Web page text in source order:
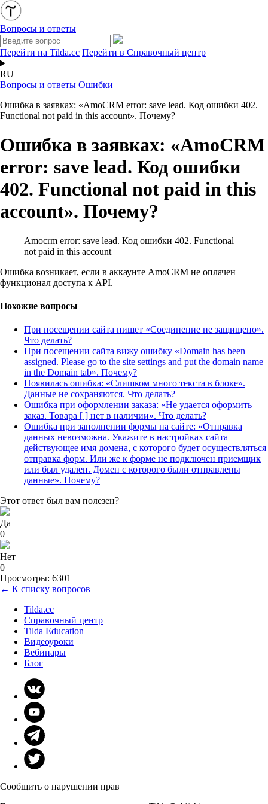
Вопросы и ответы
Перейти на Tilda.cc Перейти в Справочный центр
RU
Вопросы и ответы Ошибки
Ошибка в заявках: «AmoCRM error: save lead. Код ошибки 402.
Functional not paid in this account». Почему?
Ошибка в заявках: «AmoCRM
error: save lead. Код ошибки
402. Functional not paid in this
account». Почему?
Amocrm error: save lead. Код ошибки 402. Functional
not paid in this account
Ошибка возникает, если в аккаунте AmoCRM не оплачен
функционал доступа к API.
Похожие вопросы
При посещении сайта пишет «Соединение не защищено».
Что делать?
При посещении сайта вижу ошибку «Domain has been
assigned. Please go to the site settings and put the domain name
in the Domain tab». Почему?
Появилась ошибка: «Слишком много текста в блоке».
Данные не сохраняются. Что делать?
Ошибка при оформлении заказа: «Не удается оформить
заказ. Товара [ ] нет в наличии». Что делать?
Ошибка при заполнении формы на сайте: «Отправка
данных невозможна. Укажите в настройках сайта
действующее имя домена, с которого будет осуществляться
отправка форм. Или же к форме не подключен приемщик
или был удален. Домен с которого были отправлены
данные». Почему?
Этот ответ был вам полезен?
Да
0
Нет
0
Просмотры: 6301
← К списку вопросов
Tilda.cc
Справочный центр
Tilda Education
Видеоуроки
Вебинары
Блог
Сообщить о нарушении прав